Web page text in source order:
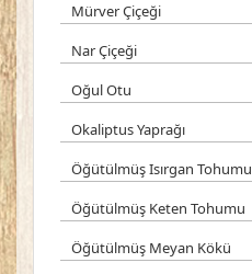
Mürver Çiçeği
Nar Çiçeği
Oğul Otu
Okaliptus Yaprağı
Öğütülmüş Isırgan Tohumu
Öğütülmüş Keten Tohumu
Öğütülmüş Meyan Kökü